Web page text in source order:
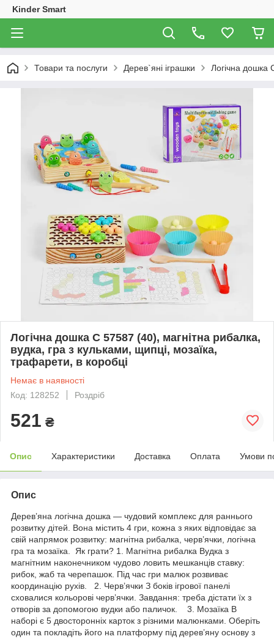
Kinder Smart
Товари та послуги Дерев`яні іграшки Логічна дошка
Логічна дошка С 57587 (40), магнітна рибалка,
вудка, гра з кульками, щипці, мозаїка,
трафарети, в коробці
Немає в наявності
Код: 128252
Роздріб
521 ₴
Опис Характеристики Доставка Оплата Умови
Опис
Дерев’яна логічна дошка — чудовий комплекс для раннього
розвитку дітей. Вона містить 4 гри, кожна з яких відповідає за
свій напрямок розвитку: магнітна рибалка, черв’ячки, логічна
гра та мозаїка. Як грати? 1. Магнітна рибалка Вудка з
магнітним наконечником чудово ловить мешканців ставку:
рибок, жаб та черепашок. Під час гри малюк розвиває
координацію рухів. 2. Черв’ячки З боків ігрової панелі
сховалися кольорові черв’ячки. Завдання: треба дістати їх з
отворів за допомогою вудки або паличок. 3. Мозаїка В
наборі є 5 двосторонніх карток з різними малюнками. Оберіть
один та покладіть його на платформу під дерев’яну основу з